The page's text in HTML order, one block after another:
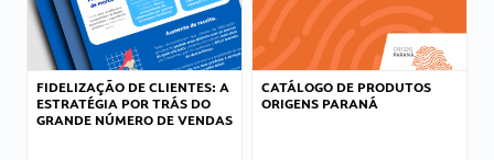
FIDELIZAÇÃO DE CLIENTES: A
ESTRATÉGIA POR TRÁS DO
GRANDE NÚMERO DE VENDAS
CATÁLOGO DE PRODUTOS
ORIGENS PARANÁ